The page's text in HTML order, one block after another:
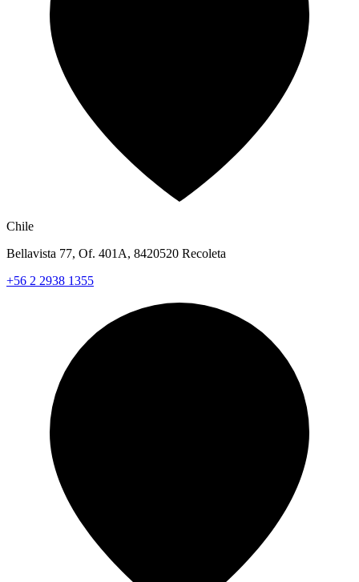
Chile
Bellavista 77, Of. 401A, 8420520 Recoleta
+56 2 2938 1355